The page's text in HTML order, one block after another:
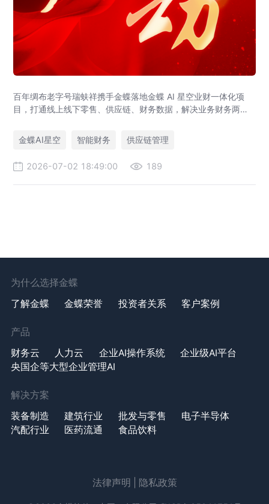
百年绸布老字号瑞蚨祥携手金蝶落地金蝶 AI 星空业财一体化项
目，打通线上线下零售、供应链、财务数据，解决业务财务两张
金蝶AI星空
智能财务 供应链管理
2026-07-02 18:49:00 189
为什么选择金蝶
了解金蝶
金蝶荣誉 投资者关系 客户案例
产品
财务云
人力云 企业AI操作系统
企业级AI平台
央国企等大型企业管理AI
解决方案
装备制造
建筑行业 批发与零售
电子半导体
汽配行业
医药流通 食品饮料
法律声明 隐私政策